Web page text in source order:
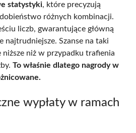
statystyki, które precyzują
różnych kombinacji.
liczb, gwarantujące główną
najtrudniejsze. Szanse na taki
niż w przypadku trafienia
To właśnie dlatego nagrody w
wypłaty w ramach